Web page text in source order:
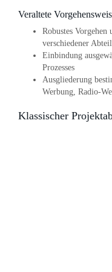
Veraltete
Robustes
verschiedener
Einbindung
Prozesses
Ausgliederung
Werbung, Radio-
Klassischer